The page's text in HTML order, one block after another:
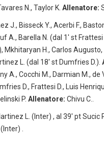
N., Taylor K. Allenatore:
J., Bisseck Y., Acerbi F.,
A., Barella N. (dal 1′ st Frattesi
Mkhitaryan H., Carlos
L. (dal 18′ st Dumfries D.).
A., Cocchi M., Darmian M., de
D., Frattesi D., Luis
P. Allenatore: Chivu C..
L. (Inter) , al 39′ pt Sucic
.